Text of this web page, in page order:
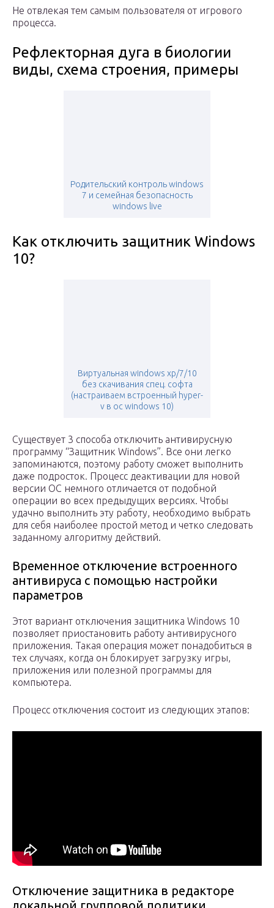
Не отвлекая тем самым пользователя от игрового
процесса.
Рефлекторная дуга в биологии
виды, схема строения, примеры
Родительский контроль windows
7 и семейная безопасность
windows live
Как отключить защитник Windows
10?
Виртуальная windows xp/7/10
без скачивания спец. софта
(настраиваем встроенный hyper-
v в ос windows 10)
Существует 3 способа отключить антивирусную
программу “Защитник Windows”. Все они легко
запоминаются, поэтому работу сможет выполнить
даже подросток. Процесс деактивации для новой
версии ОС немного отличается от подобной
операции во всех предыдущих версиях. Чтобы
удачно выполнить эту работу, необходимо выбрать
для себя наиболее простой метод и четко следовать
заданному алгоритму действий.
Временное отключение встроенного
антивируса с помощью настройки
параметров
Этот вариант отключения защитника Windows 10
позволяет приостановить работу антивирусного
приложения. Такая операция может понадобиться в
тех случаях, когда он блокирует загрузку игры,
приложения или полезной программы для
компьютера.
Процесс отключения состоит из следующих этапов:
Отключение защитника в редакторе